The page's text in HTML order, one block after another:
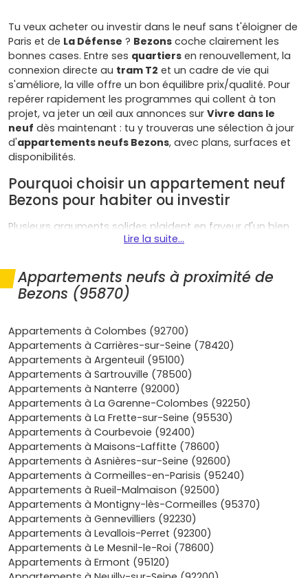
Tu veux acheter ou investir dans le neuf sans t'éloigner de
Paris et de La Défense ? Bezons coche clairement les
bonnes cases. Entre ses quartiers en renouvellement, la
connexion directe au tram T2 et un cadre de vie qui
s'améliore, la ville offre un bon équilibre prix/qualité. Pour
repérer rapidement les programmes qui collent à ton
projet, va jeter un œil aux annonces sur Vivre dans le
neuf dès maintenant : tu y trouveras une sélection à jour
d'appartements neufs Bezons, avec plans, surfaces et
disponibilités.
Pourquoi choisir un appartement neuf
Bezons pour habiter ou investir
Plusieurs arguments solides plaident en faveur d'un bien
immobilier neuf à Bezons :
Défense, Bezons profite d'un bassin d'emplois
massif. Depuis lepont de Bezons
proche de l'A86et de l' A14, pratique pour rayonner en
Île-de-France.
Demande locative solide: la proximité des pôles
tertiaires, la connexion au T2 et les loyers encore
compétitifs attirent actifs et jeunes ménages. Pour
uninvestissement locatif, un
appartement neuf
Bezons peut combiner vacance faible et gestion
simple.
Qualité de vie en progression: bords de
aménagés,écoquartiers, commerces de
ville et équipements publics se renforcent. Tu
profites d'un quotidien urbain sans renoncer aux
espaces verts riverains.
Confort et normes: les résidences récentes
répondent à laRE 2020 (ou RT 2012 selon la date du
permis), avec uneisolationthermique et acoustique
optimisée, un chauffage mieux maîtrisé et des
charges rationalisées.
Lire la suite...
Appartements neufs à proximité de
Bezons (95870)
Appartements à Colombes (92700)
Appartements à Carrières-sur-Seine (78420)
Appartements à Argenteuil (95100)
Appartements à Sartrouville (78500)
Appartements à Nanterre (92000)
Appartements à La Garenne-Colombes (92250)
Appartements à La Frette-sur-Seine (95530)
Appartements à Courbevoie (92400)
Appartements à Maisons-Laffitte (78600)
Appartements à Asnières-sur-Seine (92600)
Appartements à Cormeilles-en-Parisis (95240)
Appartements à Rueil-Malmaison (92500)
Appartements à Montigny-lès-Cormeilles (95370)
Appartements à Gennevilliers (92230)
Appartements à Levallois-Perret (92300)
Appartements à Le Mesnil-le-Roi (78600)
Appartements à Ermont (95120)